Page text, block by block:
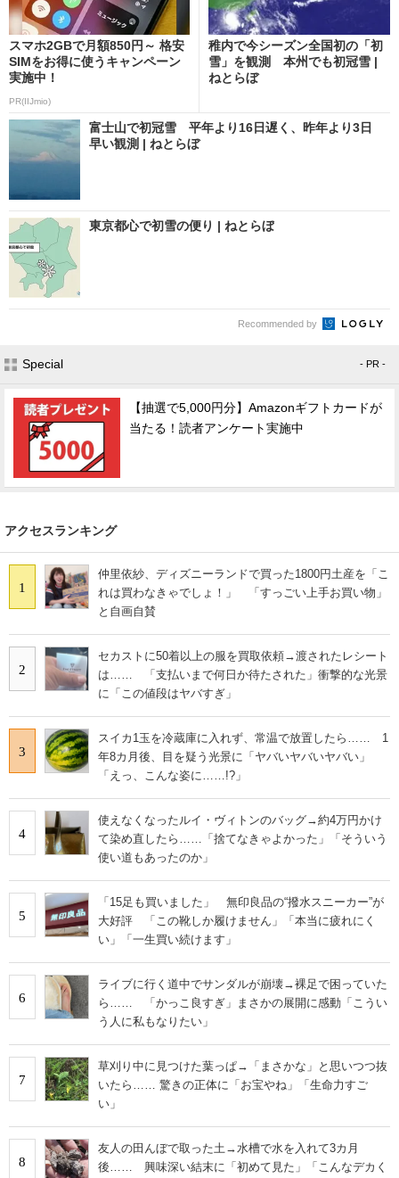
スマホ2GBで月額850円～ 格安
SIMをお得に使うキャンペーン
実施中！
PR(IIJmio)
稚内で今シーズン全国初の「初
雪」を観測 本州でも初冠雪 |
ねとらぼ
富士山で初冠雪 平年より16日遅く、昨年より3日
早い観測 | ねとらぼ
東京都心で初雪の便り | ねとらぼ
Recommended by
Special - PR -
【抽選で5,000円分】Amazonギフトカードが
当たる！読者アンケート実施中
アクセスランキング
1
仲里依紗、ディズニーランドで買った1800円土産を「こ
れは買わなきゃでしょ！」 「すっごい上手お買い物」
と自画自賛
2
セカストに50着以上の服を買取依頼→渡されたレシート
は…… 「支払いまで何日か待たされた」衝撃的な光景
に「この値段はヤバすぎ」
3
スイカ1玉を冷蔵庫に入れず、常温で放置したら…… 1
年8カ月後、目を疑う光景に「ヤバいヤバいヤバい」
「えっ、こんな姿に……!?」
4
使えなくなったルイ・ヴィトンのバッグ→約4万円かけ
て染め直したら……「捨てなきゃよかった」「そういう
使い道もあったのか」
5
「15足も買いました」 無印良品の“撥水スニーカー”が
大好評 「この靴しか履けません」「本当に疲れにく
い」「一生買い続けます」
6
ライブに行く道中でサンダルが崩壊→裸足で困っていた
ら…… 「かっこ良すぎ」まさかの展開に感動「こうい
う人に私もなりたい」
7
草刈り中に見つけた葉っぱ→「まさかな」と思いつつ抜
いたら…… 驚きの正体に「お宝やね」「生命力すご
い」
8
友人の田んぼで取った土→水槽で水を入れて3カ月
後…… 興味深い結末に「初めて見た」「こんなデカく